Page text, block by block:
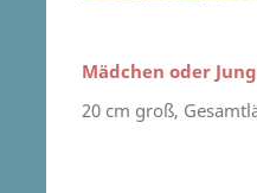
Mädchen oder
20 cm groß,